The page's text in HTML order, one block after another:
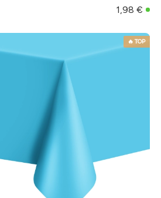
1,98 €
🔥 TOP